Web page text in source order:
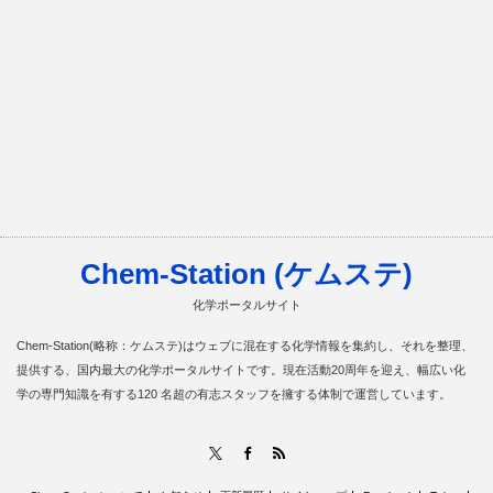
Chem-Station (ケムステ)
化学ポータルサイト
Chem-Station(略称：ケムステ)はウェブに混在する化学情報を集約し、それを整理、
提供する、国内最大の化学ポータルサイトです。現在活動20周年を迎え、幅広い化
学の専門知識を有する120 名超の有志スタッフを擁する体制で運営しています。
Facebook